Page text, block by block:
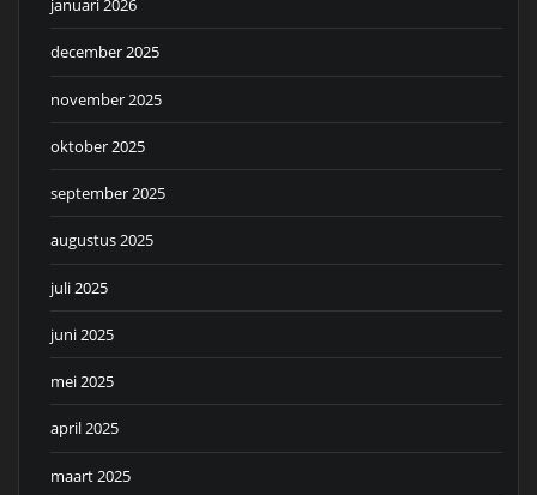
januari 2026
december 2025
november 2025
oktober 2025
september 2025
augustus 2025
juli 2025
juni 2025
mei 2025
april 2025
maart 2025